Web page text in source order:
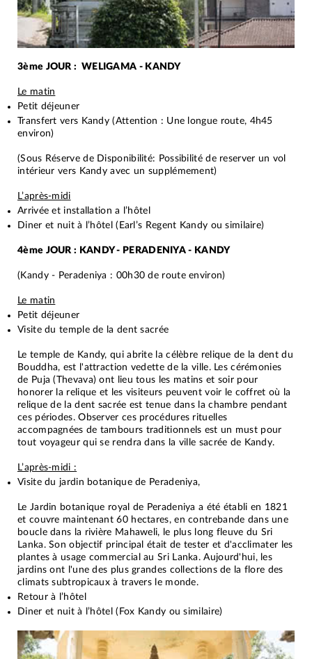
3ème JOUR : WELIGAMA - KANDY
Le matin
Petit déjeuner
Transfert vers Kandy (Attention : Une longue route, 4h45
environ)
(Sous Réserve de Disponibilité: Possibilité de reserver un vol
intérieur vers Kandy avec un supplémement)
L’après-midi
Arrivée et installation a l’hôtel
Diner et nuit à l’hôtel (Earl’s Regent Kandy ou similaire)
4ème JOUR : KANDY - PERADENIYA - KANDY
(Kandy - Peradeniya : 00h30 de route environ)
Le matin
Petit déjeuner
Visite du temple de la dent sacrée
Le temple de Kandy, qui abrite la célèbre relique de la dent du
Bouddha, est l'attraction vedette de la ville. Les cérémonies
de Puja (Thevava) ont lieu tous les matins et soir pour
honorer la relique et les visiteurs peuvent voir le coffret où la
relique de la dent sacrée est tenue dans la chambre pendant
ces périodes. Observer ces procédures rituelles
accompagnées de tambours traditionnels est un must pour
tout voyageur qui se rendra dans la ville sacrée de Kandy.
L’après-midi :
Visite du jardin botanique de Peradeniya,
Le Jardin botanique royal de Peradeniya a été établi en 1821
et couvre maintenant 60 hectares, en contrebande dans une
boucle dans la rivière Mahaweli, le plus long fleuve du Sri
Lanka. Son objectif principal était de tester et d'acclimater les
plantes à usage commercial au Sri Lanka. Aujourd'hui, les
jardins ont l'une des plus grandes collections de la flore des
climats subtropicaux à travers le monde.
Retour à l’hôtel
Diner et nuit à l’hôtel (Fox Kandy ou similaire)